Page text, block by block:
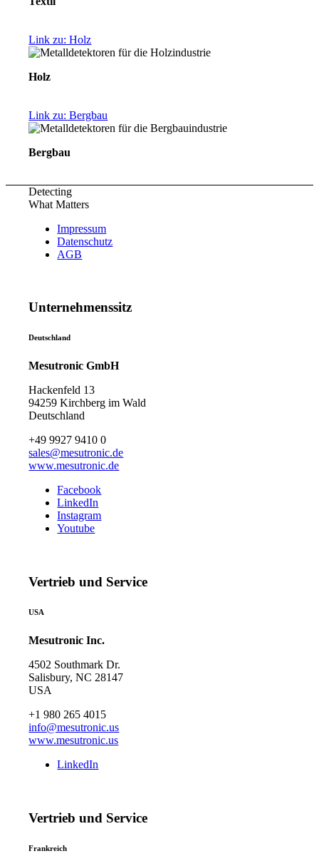
Link zu: Holz
Holz
Link zu: Bergbau
Bergbau
Detecting
What Matters
Impressum
Datenschutz
AGB
Unternehmenssitz
Deutschland
Mesutronic GmbH
Hackenfeld 13
94259 Kirchberg im Wald
Deutschland
+49 9927 9410 0
sales@mesutronic.de
www.mesutronic.de
Facebook
LinkedIn
Instagram
Youtube
Vertrieb und Service
USA
Mesutronic Inc.
4502 Southmark Dr.
Salisbury, NC 28147
USA
+1 980 265 4015
info@mesutronic.us
www.mesutronic.us
LinkedIn
Vertrieb und Service
Frankreich